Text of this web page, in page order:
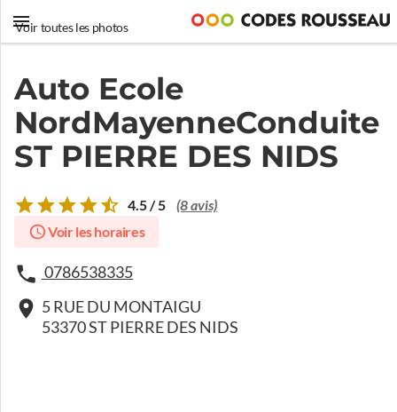
Voir toutes les photos
Auto Ecole
NordMayenneConduite
ST PIERRE DES NIDS
4.5 / 5 (8 avis)
Voir les horaires
0786538335
5 RUE DU MONTAIGU
53370 ST PIERRE DES NIDS